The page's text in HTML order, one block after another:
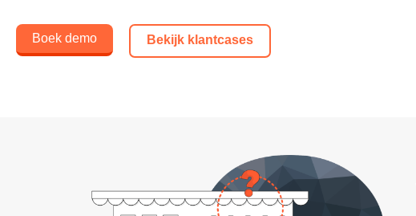
Boek demo Bekijk klantcases